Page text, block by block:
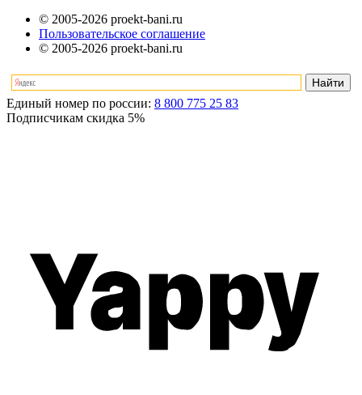
© 2005-2026 proekt-bani.ru
Пользовательское соглашение
© 2005-2026 proekt-bani.ru
Единый номер по россии: 8 800 775 25 83
Подписчикам скидка 5%